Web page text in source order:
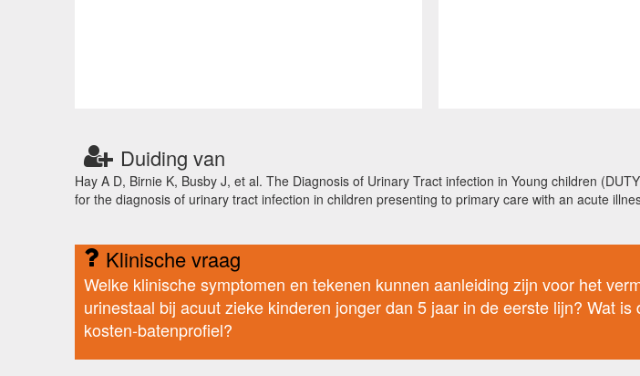
Duiding van
Hay A D, Birnie K, Busby J, et al. The Diagnosis of Urinary Tract infection in Young children
for the diagnosis of urinary tract infection in children presenting to primary care with an acute
Klinische vraag
Welke klinische symptomen en tekenen kunnen aanleiding zijn voor het
urinestaal bij acuut zieke kinderen jonger dan 5 jaar in de eerste lijn? Wat
kosten-batenprofiel?